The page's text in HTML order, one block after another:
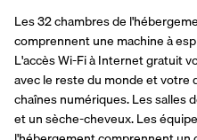
Les 32 chambres de
comprennent une machine à
L'accès Wi-Fi à Internet gratuit
avec le reste du monde et
chaînes numériques. Les salles
et un sèche-cheveux. Les